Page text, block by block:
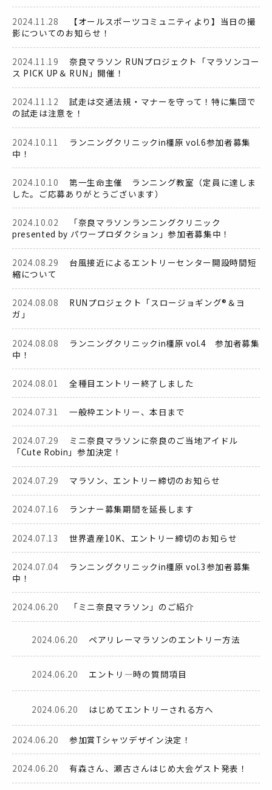
2024.11.28
【オールスポーツコミュニティより】当日の撮
影についてのお知らせ！
2024.11.19
奈良マラソン RUNプロジェクト「マラソンコー
ス PICK UP＆ RUN」開催！
2024.11.12
試走は交通法規・マナーを守って！特に集団で
の試走は注意を！
2024.10.11
ランニングクリニックin橿原 vol.6参加者募集
中！
2024.10.10
第一生命主催 ランニング教室（定員に達しま
した。ご応募ありがとうございます）
2024.10.02
「奈良マラソンランニングクリニック
presented by パワープロダクション」参加者募集中！
2024.08.29
台風接近によるエントリーセンター開設時間短
縮について
2024.08.08
RUNプロジェクト「スロージョギング®＆ヨ
ガ」
2024.08.08
ランニングクリニックin橿原 vol.4 参加者募集
中！
2024.08.01 全種目エントリー終了しました
2024.07.31 一般枠エントリー、本日まで
2024.07.29
ミニ奈良マラソンに奈良のご当地アイドル
「Cute Robin」参加決定！
2024.07.29 マラソン、エントリー締切のお知らせ
2024.07.16 ランナー募集期間を延長します
2024.07.13 世界遺産10K、エントリー締切のお知らせ
2024.07.04
ランニングクリニックin橿原 vol.3参加者募集
中！
2024.06.20 「ミニ奈良マラソン」のご紹介
2024.06.20 ペアリレーマラソンのエントリー方法
2024.06.20 エントリ―時の質問項目
2024.06.20 はじめてエントリーされる方へ
2024.06.20 参加賞Tシャツデザイン決定！
2024.06.20 有森さん、瀬古さんはじめ大会ゲスト発表！